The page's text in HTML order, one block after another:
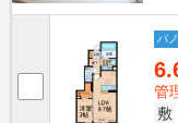
パ
管
敷